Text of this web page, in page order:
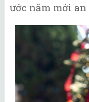
ước năm mới